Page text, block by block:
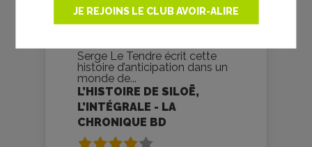
JE REJOINS LE CLUB AVOIR-ALIRE
Serge Le Tendre écrit cette
histoire d’anticipation dans un
monde de...
L’HISTOIRE DE SILOË,
L’INTÉGRALE - LA
CHRONIQUE BD